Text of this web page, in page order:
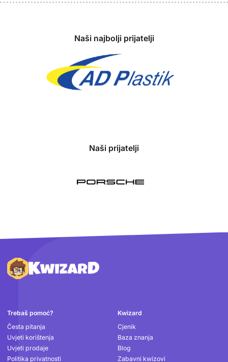
Naši najbolji prijatelji
Naši prijatelji
Podnožje
Trebaš pomoć?
Česta pitanja
Uvjeti korištenja
Uvjeti prodaje
Politika privatnosti
Kwizard
Cjenik
Baza znanja
Blog
Zabavni kwizovi